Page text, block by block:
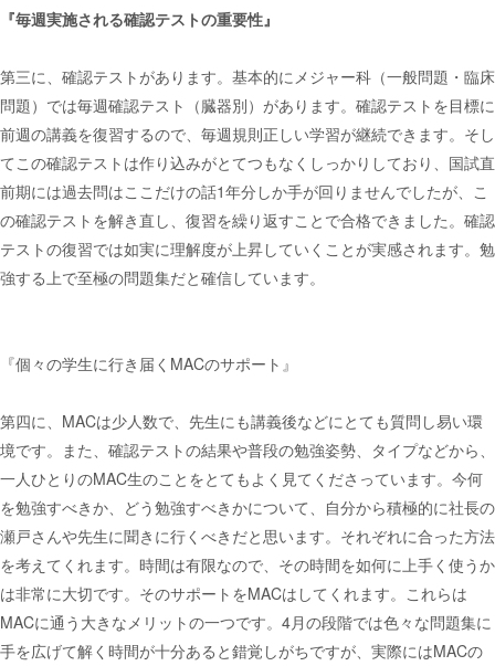
『毎週実施される確認テストの重要性』
第三に、確認テストがあります。基本的にメジャー科（一般問題・臨床
問題）では毎週確認テスト（臓器別）があります。確認テストを目標に
前週の講義を復習するので、毎週規則正しい学習が継続できます。そし
てこの確認テストは作り込みがとてつもなくしっかりしており、国試直
前期には過去問はここだけの話1年分しか手が回りませんでしたが、こ
の確認テストを解き直し、復習を繰り返すことで合格できました。確認
テストの復習では如実に理解度が上昇していくことが実感されます。勉
強する上で至極の問題集だと確信しています。
『個々の学生に行き届くMACのサポート』
第四に、MACは少人数で、先生にも講義後などにとても質問し易い環
境です。また、確認テストの結果や普段の勉強姿勢、タイプなどから、
一人ひとりのMAC生のことをとてもよく見てくださっています。今何
を勉強すべきか、どう勉強すべきかについて、自分から積極的に社長の
瀬戸さんや先生に聞きに行くべきだと思います。それぞれに合った方法
を考えてくれます。時間は有限なので、その時間を如何に上手く使うか
は非常に大切です。そのサポートをMACはしてくれます。これらは
MACに通う大きなメリットの一つです。4月の段階では色々な問題集に
手を広げて解く時間が十分あると錯覚しがちですが、実際にはMACの